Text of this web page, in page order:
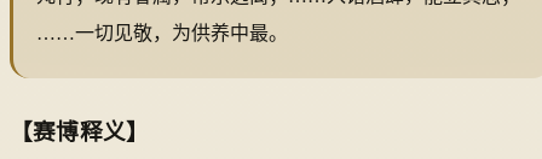
……一切见敬，为供养中最。
【赛博释义】